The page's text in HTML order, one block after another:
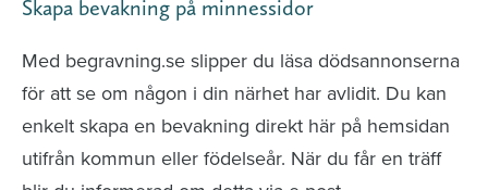
Skapa bevakning på minnessidor
Med begravning.se slipper du läsa dödsannonserna
för att se om någon i din närhet har avlidit. Du kan
enkelt skapa en bevakning direkt här på hemsidan
utifrån kommun eller födelseår. När du får en träff